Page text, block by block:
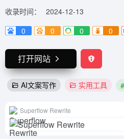
收录时间：
2024-12-13
0
0 0 0
打开网站
AI文案写作 实用工具
Superflow Rewrite